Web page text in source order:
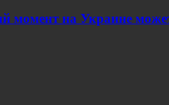
момент на Украине